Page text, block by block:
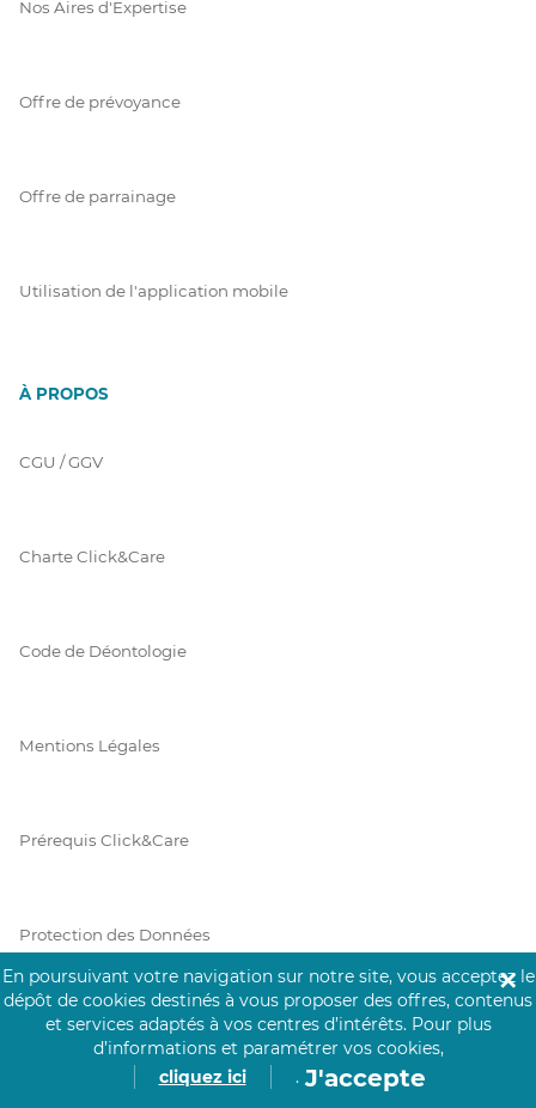
Nos Aires d'Expertise
Offre de prévoyance
Offre de parrainage
Utilisation de l'application mobile
À PROPOS
CGU / GGV
Charte Click&Care
Code de Déontologie
Mentions Légales
Prérequis Click&Care
Protection des Données
Vie Privée
En poursuivant votre navigation sur notre site, vous acceptez le
dépôt de cookies destinés à vous proposer des offres, contenus
et services adaptés à vos centres d’intérêts. Pour plus
d’informations et paramétrer vos cookies,
cliquez ici
. J'accepte
✕